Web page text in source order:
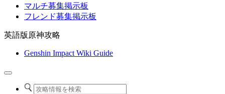
マルチ募集掲示板
フレンド募集掲示板
英語版原神攻略
Genshin Impact Wiki Guide